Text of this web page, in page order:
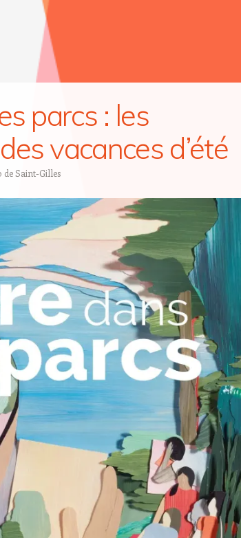
parcs : les
vacances d’été
de Saint-Gilles